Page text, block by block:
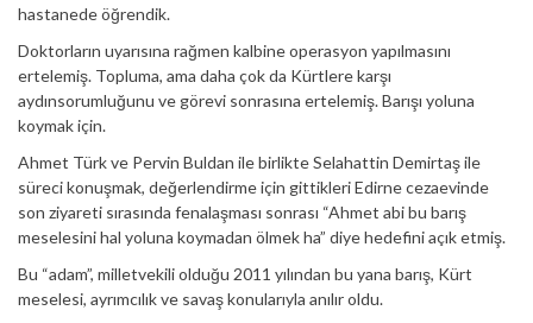
hastanede öğrendik.
Doktorların uyarısına rağmen kalbine operasyon yapılmasını
ertelemiş. Topluma, ama daha çok da Kürtlere karşı
aydınsorumluğunu ve görevi sonrasına ertelemiş. Barışı yoluna
koymak için.
Ahmet Türk ve Pervin Buldan ile birlikte Selahattin Demirtaş ile
süreci konuşmak, değerlendirme için gittikleri Edirne cezaevinde
son ziyareti sırasında fenalaşması sonrası “Ahmet abi bu barış
meselesini hal yoluna koymadan ölmek ha” diye hedefini açık etmiş.
Bu “adam”, milletvekili olduğu 2011 yılından bu yana barış, Kürt
meselesi, ayrımcılık ve savaş konularıyla anılır oldu.